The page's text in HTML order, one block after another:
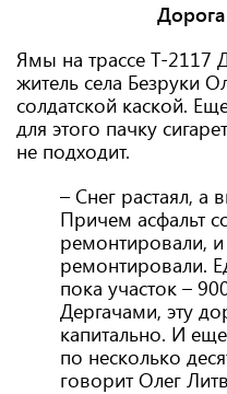
Ямы на трассе Т-2117
житель села Безруки
солдатской каской.
для этого пачку
не подходит.
– Снег растаял, а
Причем асфальт
ремонтировали, и
ремонтировали.
пока участок –
Дергачами, эту
капитально. И
по несколько
говорит Олег